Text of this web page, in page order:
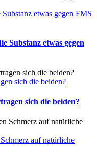
etwas gegen FMS
Substanz etwas gegen
sich die beiden?
sich die beiden?
auf natürliche